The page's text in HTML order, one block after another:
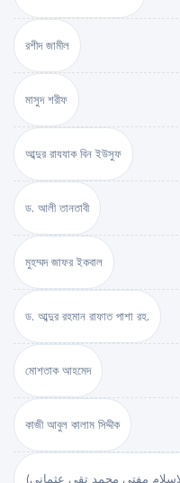
রশীদ জামীল
মাসুদ শরীফ
আব্দুর রাযযাক বিন ইউসুফ
ড. আলী তানতাবী
মুহম্মদ জাফর ইকবাল
ড. আব্দুর রহমান রাফাত পাশা রহ.
মোশতাক আহমেদ
কাজী আবুল কালাম সিদ্দীক